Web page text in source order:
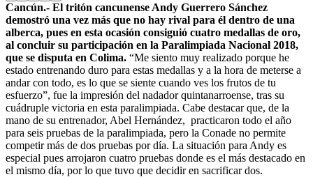
Cancún.- El tritón cancunense Andy Guerrero Sánchez
demostró una vez más que no hay rival para él dentro de una
alberca, pues en esta ocasión consiguió cuatro medallas de oro,
al concluir su participación en la Paralimpiada Nacional 2018,
que se disputa en Colima. “Me siento muy realizado porque he
estado entrenando duro para estas medallas y a la hora de meterse a
andar con todo, es lo que se siente cuando ves los frutos de tu
esfuerzo”, fue la impresión del nadador quintanarroense, tras su
cuádruple victoria en esta paralimpiada. Cabe destacar que, de la
mano de su entrenador, Abel Hernández, practicaron todo el año
para seis pruebas de la paralimpiada, pero la Conade no permite
competir más de dos pruebas por día. La situación para Andy es
especial pues arrojaron cuatro pruebas donde es el más destacado en
el mismo día, por lo que tuvo que decidir en sacrificar dos.